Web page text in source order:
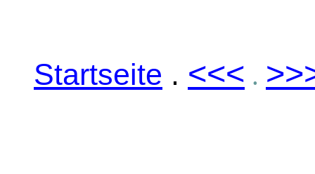
Startseite . <<< .